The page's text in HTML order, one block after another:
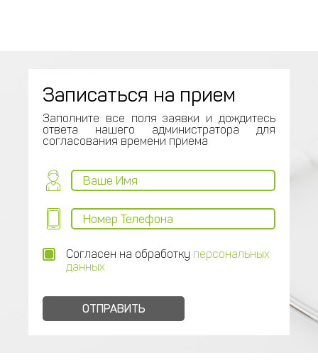
Записаться на прием
Заполните все поля заявки и дождитесь
ответа нашего администратора для
согласования времени приема
Согласен на обработку персональных
данных